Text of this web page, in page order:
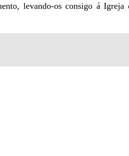
levando-os consigo á Igreja